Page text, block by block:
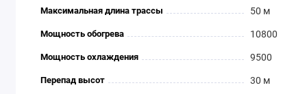
Максимальная длина трассы 50 м
Мощность обогрева 10800
Мощность охлаждения 9500
Перепад высот 30 м